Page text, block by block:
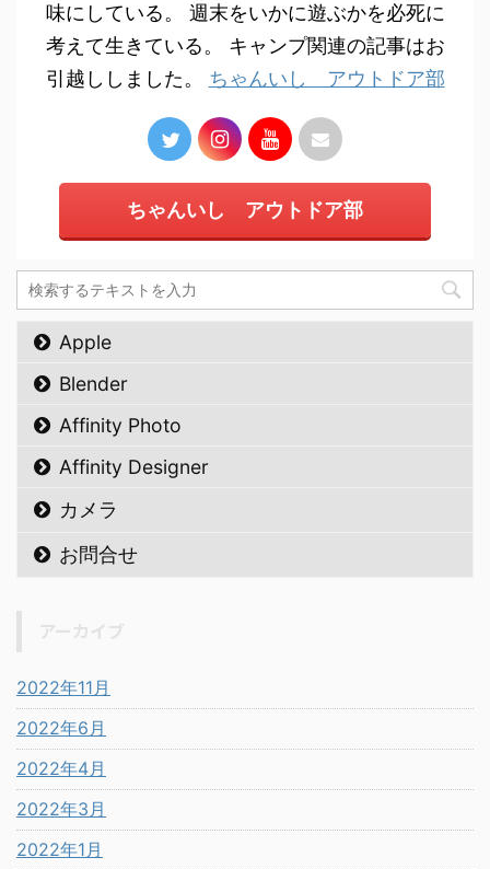
味にしている。 週末をいかに遊ぶかを必死に
考えて生きている。 キャンプ関連の記事はお
引越ししました。 ちゃんいし アウトドア部
ちゃんいし アウトドア部
Apple
Blender
Affinity Photo
Affinity Designer
カメラ
お問合せ
2022年11月
2022年6月
2022年4月
2022年3月
2022年1月